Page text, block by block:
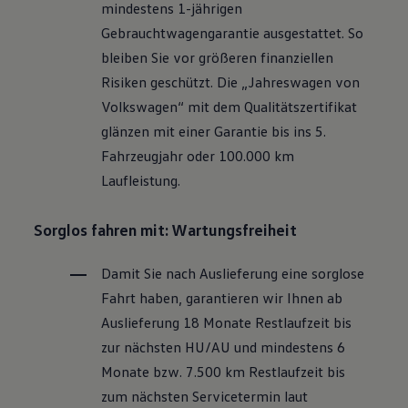
Motorenöl und Flüssigkeiten
Räder und Reifen
Pannen- und Unfallhilfe
Economy Service
Volkswagen Teile
Modellspezifisches Zubehör
Schutz und Pflege
Entertainment und Elektronik
Individualisieren
Wallbox und Ladekabel
Dienste für Ihr Modell finden
Volkswagen Apps, Login und Shop
Updates für Software, Karten und Radio
Über Ihr Auto
Vorgängermodelle
Kundeninformationen
Volkswagen Kundenbetreuung
Warn- und Kontrollleuchten
Assistenzsysteme
Digitale Betriebsanleitung
mindestens 1-jährigen
Gebrauchtwagengarantie ausgestattet. So
bleiben Sie vor größeren finanziellen
Risiken geschützt. Die „Jahreswagen von
Volkswagen“ mit dem Qualitätszertifikat
glänzen mit einer Garantie bis ins 5.
Fahrzeugjahr oder 100.000 km
Laufleistung.
Sorglos fahren mit: Wartungsfreiheit
Damit Sie nach Auslieferung eine sorglose
Fahrt haben, garantieren wir Ihnen ab
Auslieferung 18 Monate Restlaufzeit bis
zur nächsten HU/AU und mindestens 6
Monate bzw. 7.500 km Restlaufzeit bis
zum nächsten Servicetermin laut